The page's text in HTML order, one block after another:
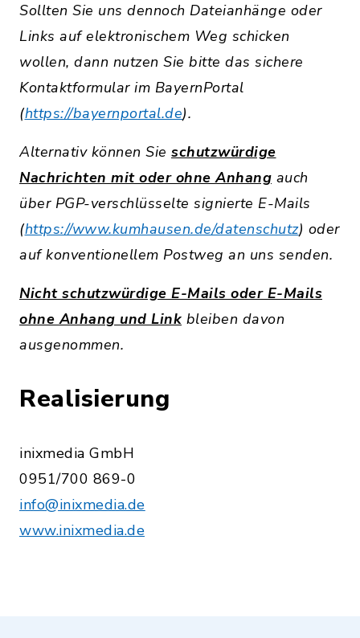
Sollten Sie uns dennoch Dateianhänge oder
Links auf elektronischem Weg schicken
wollen, dann nutzen Sie bitte das sichere
Kontaktformular im BayernPortal
(https://bayernportal.de).
Alternativ können Sie schutzwürdige
Nachrichten mit oder ohne Anhang auch
über PGP-verschlüsselte signierte E-Mails
(https://www.kumhausen.de/datenschutz) oder
auf konventionellem Postweg an uns senden.
Nicht schutzwürdige E-Mails oder E-Mails
ohne Anhang und Link bleiben davon
ausgenommen.
Realisierung
inixmedia GmbH
0951/700 869-0
info@inixmedia.de
www.inixmedia.de